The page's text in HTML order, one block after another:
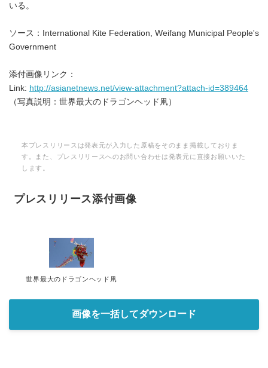
いる。
ソース：International Kite Federation, Weifang Municipal People's
Government
添付画像リンク：
Link: http://asianetnews.net/view-attachment?attach-id=389464
（写真説明：世界最大のドラゴンヘッド凧）
本プレスリリースは発表元が入力した原稿をそのまま掲載しておりま
す。また、プレスリリースへのお問い合わせは発表元に直接お願いいた
します。
プレスリリース添付画像
世界最大のドラゴンヘッド凧
画像を一括してダウンロード